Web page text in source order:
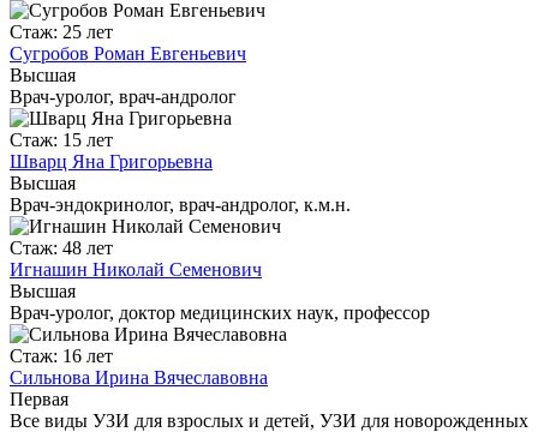
Стаж: 25 лет
Сугробов Роман Евгеньевич
Высшая
Врач-уролог, врач-андролог
Стаж: 15 лет
Шварц Яна Григорьевна
Высшая
Врач-эндокринолог, врач-андролог, к.м.н.
Стаж: 48 лет
Игнашин Николай Семенович
Высшая
Врач-уролог, доктор медицинских наук, профессор
Стаж: 16 лет
Сильнова Ирина Вячеславовна
Первая
Все виды УЗИ для взрослых и детей, УЗИ для новорожденных